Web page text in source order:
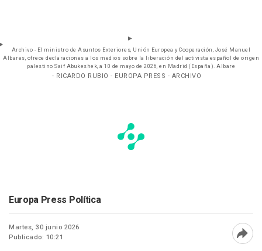
Archivo - El ministro de Asuntos Exteriores, Unión Europea y Cooperación, José Manuel
Albares, ofrece declaraciones a los medios sobre la liberación del activista español de origen
palestino Saif Abukeshek, a 10 de mayo de 2026, en Madrid (España). Albare
- RICARDO RUBIO - EUROPA PRESS - ARCHIVO
Europa Press Política
Martes, 30 junio 2026
Publicado: 10:21